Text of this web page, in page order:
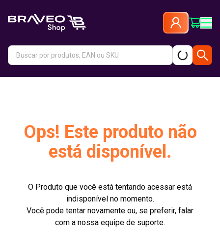
Ops! Este produto não
está disponível.
O Produto que você está tentando acessar está
indisponível no momento.
Você pode tentar novamente ou, se preferir, falar
com a nossa equipe de suporte.